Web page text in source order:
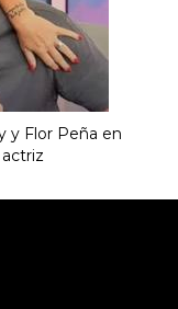
y Flor Peña en